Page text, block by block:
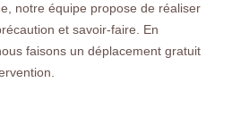
notre équipe propose de réaliser
et savoir-faire. En
faisons un déplacement gratuit